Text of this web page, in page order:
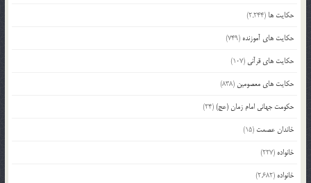
حکایت ها (2,244)
حکایت های آموزنده (749)
حکایت های قرآنی (107)
حکایت های معصومین (838)
حکومت جهانی امام زمان (عج)(24)
خاندان عصمت (15)
خانواده (227)
خانواده (2,682)